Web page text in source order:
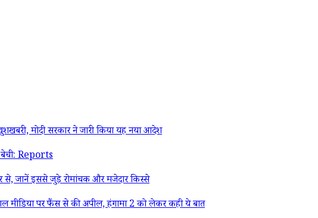
मोदी सरकार ने जारी किया यह नया आदेश
Reports
जानें इससे जुड़े रोमांचक और मजेदार किस्से
मीडिया पर फैंस से की अपील, हंगामा 2 को लेकर कही ये बात